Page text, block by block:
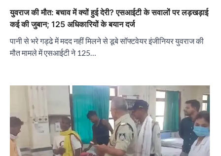
युवराज की मौत: बचाव में क्यों हुई देरी? एसआईटी के सवालों पर लड़खड़ाई
कई की जुबान; 125 अधिकारियों के बयान दर्ज
पानी से भरे गड्ढे में मदद नहीं मिलने से डूबे सॉफ्टवेयर इंजीनियर युवराज की
मौत मामले में एसआईटी ने 125…